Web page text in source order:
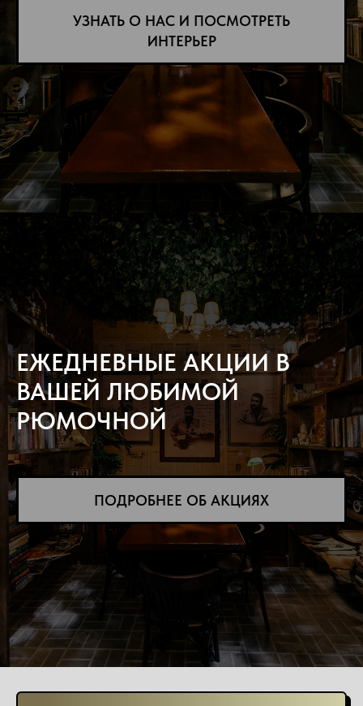
УЗНАТЬ О НАС И ПОСМОТРЕТЬ
ИНТЕРЬЕР
ЕЖЕДНЕВНЫЕ АКЦИИ В
ВАШЕЙ ЛЮБИМОЙ
РЮМОЧНОЙ
ПОДРОБНЕЕ ОБ АКЦИЯХ